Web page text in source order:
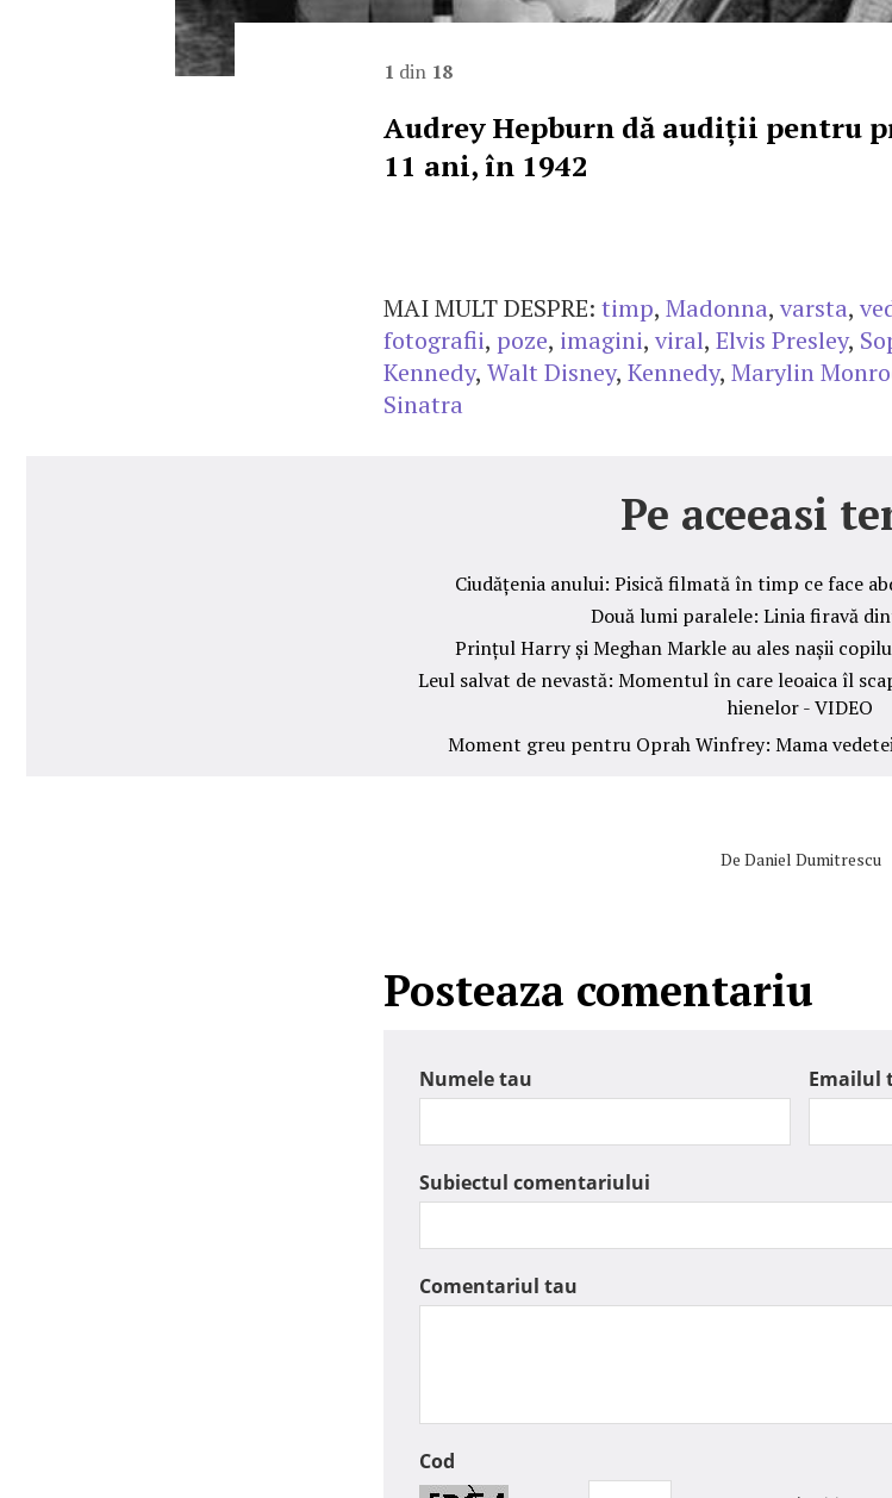
1 din 18
Audrey Hepburn dă audiții pentru
11 ani, în 1942
MAI MULT DESPRE: timp, Madonna, varsta,
fotografii, poze, imagini, viral, Elvis Presley,
Kennedy, Walt Disney, Kennedy, Marylin
Sinatra
Pe aceeasi
Ciudățenia anului: Pisică filmată în timp ce face
Două lumi paralele: Linia firavă
Prințul Harry și Meghan Markle au ales nașii
Leul salvat de nevastă: Momentul în care leoaica îl
hienelor - VIDEO
Moment greu pentru Oprah Winfrey: Mama
De Daniel Dumitrescu
Posteaza comentariu
Numele tau Emailul
Subiectul comentariului
Comentariul tau
Cod